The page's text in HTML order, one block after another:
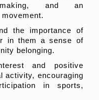
making, and an
the importance of
in them a sense of
belonging.
and positive
activity, encouraging
in sports,